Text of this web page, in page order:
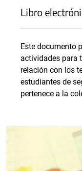
Libro
Este documento
actividades para
relación con los
estudiantes de
pertenece a la